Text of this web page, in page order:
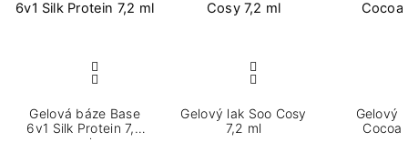
Gelová báze Base
6v1 Silk Protein 7,2
Gelový lak Soo Cosy
7,2 ml
Gelový
Cocoa